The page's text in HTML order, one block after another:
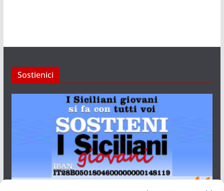
Sostienici